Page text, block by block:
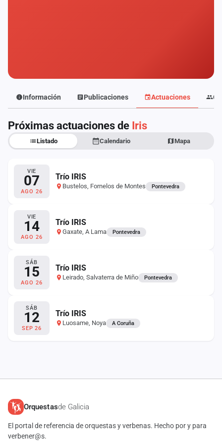
Información Publicaciones Actuaciones
Próximas actuaciones de Iris
Listado Calendario Mapa
VIE
07
AGO 26
Trío IRIS
Bustelos, Fornelos de Montes Pontevedra
VIE
14
AGO 26
Trío IRIS
Gaxate, A Lama Pontevedra
SÁB
15
AGO 26
Trío IRIS
Leirado, Salvaterra de Miño Pontevedra
SÁB
12
SEP 26
Trío IRIS
Luosame, Noya A Coruña
Orquestasde Galicia
El portal de referencia de orquestas y verbenas. Hecho por y para
verbener@s.
Agencias
Rankings
Vídeos
Iniciar
Crear
cuenta
Contacto